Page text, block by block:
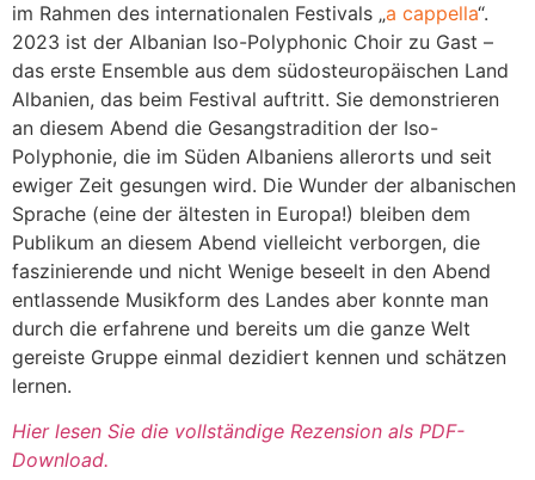
im Rahmen des internationalen Festivals „a cappella“.
2023 ist der Albanian Iso-Polyphonic Choir zu Gast –
das erste Ensemble aus dem südosteuropäischen Land
Albanien, das beim Festival auftritt. Sie demonstrieren
an diesem Abend die Gesangstradition der Iso-
Polyphonie, die im Süden Albaniens allerorts und seit
ewiger Zeit gesungen wird. Die Wunder der albanischen
Sprache (eine der ältesten in Europa!) bleiben dem
Publikum an diesem Abend vielleicht verborgen, die
faszinierende und nicht Wenige beseelt in den Abend
entlassende Musikform des Landes aber konnte man
durch die erfahrene und bereits um die ganze Welt
gereiste Gruppe einmal dezidiert kennen und schätzen
lernen.
Hier lesen Sie die vollständige Rezension als PDF-
Download.